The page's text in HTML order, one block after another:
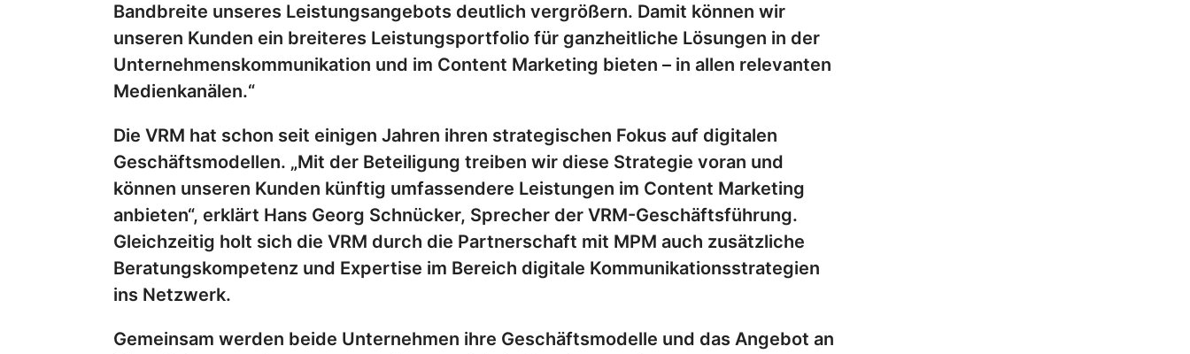
Bandbreite unseres Leistungsangebots deutlich vergrößern. Damit können wir
unseren Kunden ein breiteres Leistungsportfolio für ganzheitliche Lösungen in der
Unternehmenskommunikation und im Content Marketing bieten – in allen relevanten
Medienkanälen.“
Die VRM hat schon seit einigen Jahren ihren strategischen Fokus auf digitalen
Geschäftsmodellen. „Mit der Beteiligung treiben wir diese Strategie voran und
können unseren Kunden künftig umfassendere Leistungen im Content Marketing
anbieten“, erklärt Hans Georg Schnücker, Sprecher der VRM-Geschäftsführung.
Gleichzeitig holt sich die VRM durch die Partnerschaft mit MPM auch zusätzliche
Beratungskompetenz und Expertise im Bereich digitale Kommunikationsstrategien
ins Netzwerk.
Gemeinsam werden beide Unternehmen ihre Geschäftsmodelle und das Angebot an